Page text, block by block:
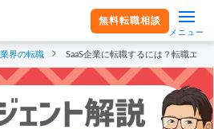
無料転職相談
メニュー
界の転職 SaaS企業に転職するには？転職エー